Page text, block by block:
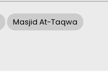
Masjid At-Taqwa